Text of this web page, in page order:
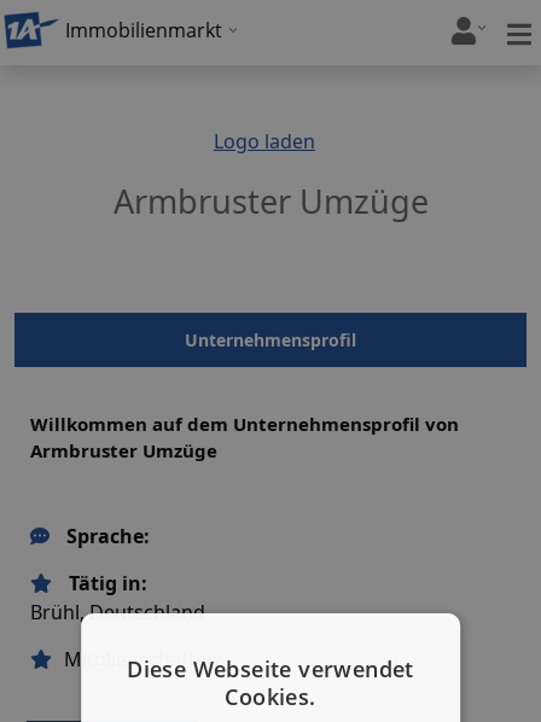
Immobilienmarkt
Logo laden
Armbruster Umzüge
Unternehmensprofil
Willkommen auf dem Unternehmensprofil von
Armbruster Umzüge
Sprache:
Tätig in:
Brühl, Deutschland
Mitgliedschaften:
Diese Webseite verwendet
Cookies.